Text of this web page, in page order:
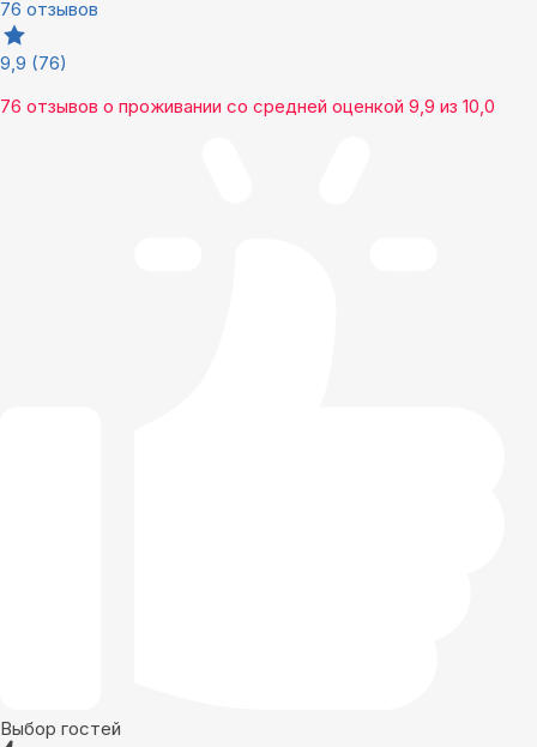
76 отзывов
9,9 (76)
76 отзывов о проживании со средней оценкой 9,9 из 10,0
Выбор гостей